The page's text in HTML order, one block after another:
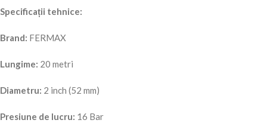
Specificații tehnice:
Brand: FERMAX
Lungime: 20 metri
Diametru: 2 inch (52 mm)
Presiune de lucru: 16 Bar